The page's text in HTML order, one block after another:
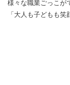
様々な職業ごっこが
「大人も子どもも笑